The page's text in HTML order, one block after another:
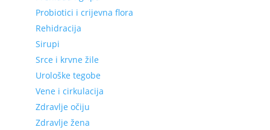
Probiotici i crijevna flora
Rehidracija
Sirupi
Srce i krvne žile
Urološke tegobe
Vene i cirkulacija
Zdravlje očiju
Zdravlje žena